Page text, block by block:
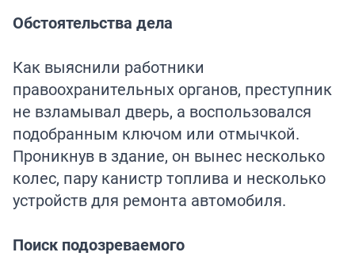
Обстоятельства дела
Как выяснили работники
правоохранительных органов, преступник
не взламывал дверь, а воспользовался
подобранным ключом или отмычкой.
Проникнув в здание, он вынес несколько
колес, пару канистр топлива и несколько
устройств для ремонта автомобиля.
Поиск подозреваемого